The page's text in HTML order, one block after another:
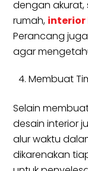
dengan akurat,
rumah,
Perancang
agar
Membuat
Selain
desain interior
alur waktu
dikarenakan